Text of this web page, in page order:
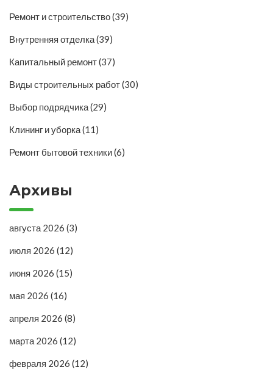
Ремонт и строительство(39)
Внутренняя отделка(39)
Капитальный ремонт(37)
Виды строительных работ(30)
Выбор подрядчика(29)
Клининг и уборка(11)
Ремонт бытовой техники(6)
Архивы
августа 2026 (3)
июля 2026 (12)
июня 2026 (15)
мая 2026 (16)
апреля 2026 (8)
марта 2026 (12)
февраля 2026 (12)